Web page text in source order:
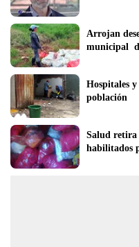
Arrojan
municipal
Hospitales
población
Salud retira
habilitados